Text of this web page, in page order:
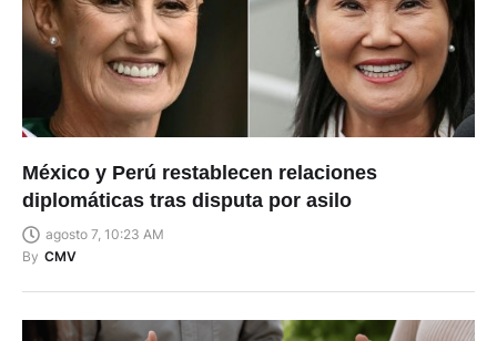
México y Perú restablecen relaciones
diplomáticas tras disputa por asilo
agosto 7, 10:23 AM
By CMV